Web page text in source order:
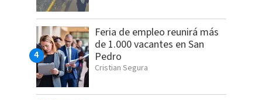
Feria de empleo reunirá más
de 1.000 vacantes en San
Pedro
Cristian Segura